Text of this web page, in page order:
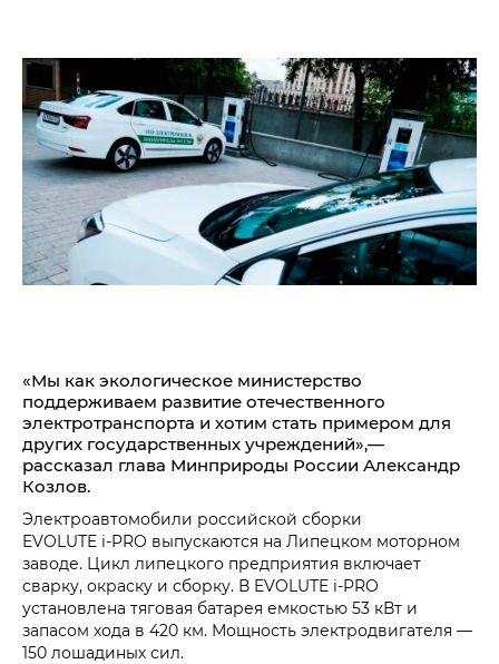
«Мы как экологическое министерство
поддерживаем развитие отечественного
электротранспорта и хотим стать примером для
других государственных учреждений»,—
рассказал глава Минприроды России Александр
Козлов.
Электроавтомобили российской сборки
EVOLUTE i‑PRO выпускаются на Липецком моторном
заводе. Цикл липецкого предприятия включает
сварку, окраску и сборку. В EVOLUTE i‑PRO
установлена тяговая батарея емкостью 53 кВт и
запасом хода в 420 км. Мощность электродвигателя —
150 лошадиных сил.